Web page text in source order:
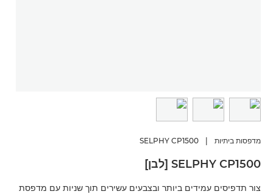
מדפסות ביתיות |
SELPHY CP1500
SELPHY CP1500 [לבן]
צור תדפיסים עמידים ביותר ובצבעים עשירים תוך שניות עם מדפסת